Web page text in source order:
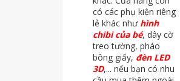
có các phụ kiện riêng
lẻ khác như hình
chibi của bé, dây cờ
treo tường, pháo
bông giấy, đèn LED
3D,... nếu bạn có nhu